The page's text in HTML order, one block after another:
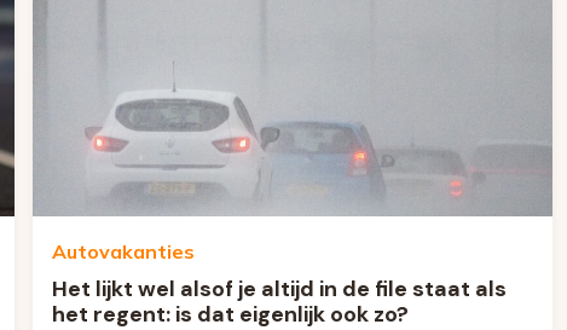
Autovakanties
Het lijkt wel alsof je altijd in de file staat als
het regent: is dat eigenlijk ook zo?